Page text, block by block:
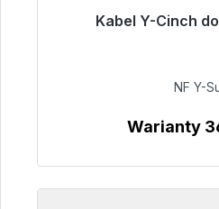
Kabel Y-Cinch
Gotowy do
50,99
NF Y-
Warianty